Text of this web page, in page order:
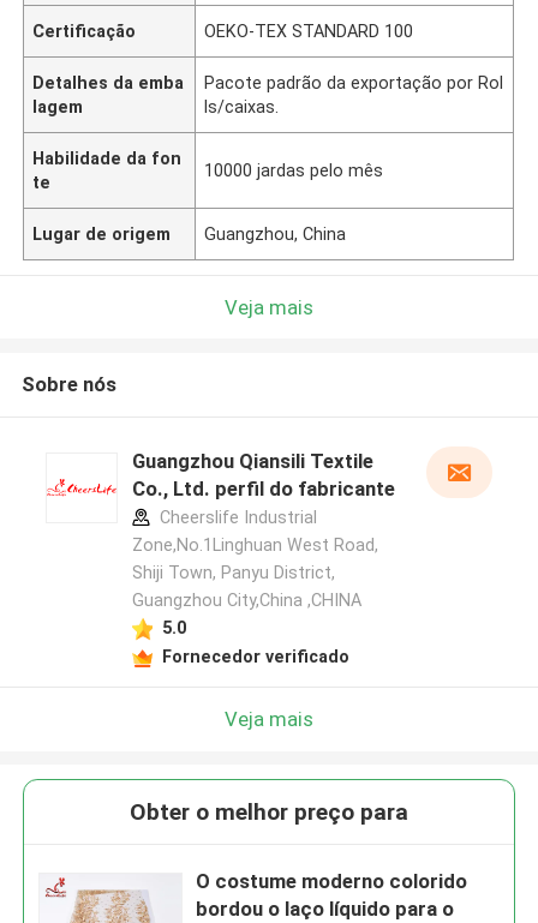
Certificação OEKO-TEX STANDARD 100
Detalhes da emba
lagem
Pacote padrão da exportação por Rol
ls/caixas.
Habilidade da fon
te
10000 jardas pelo mês
Lugar de origem Guangzhou, China
Veja mais
Sobre nós
Guangzhou Qiansili Textile
Co., Ltd. perfil do fabricante
Cheerslife Industrial
Zone,No.1Linghuan West Road,
Shiji Town, Panyu District,
Guangzhou City,China ,CHINA
5.0
Fornecedor verificado
Veja mais
Obter o melhor preço para
O costume moderno colorido
bordou o laço líquido para o